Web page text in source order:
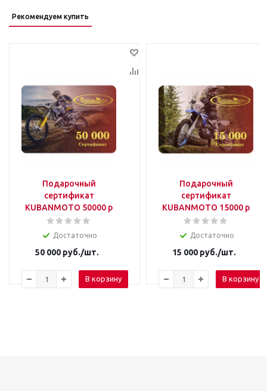
Рекомендуем купить
Подарочный
сертификат
KUBANMOTO 50000 р
Достаточно
50 000руб./шт.
В корзину
Подарочный
сертификат
KUBANMOTO 15000 р
Достаточно
15 000руб./шт.
В корзину